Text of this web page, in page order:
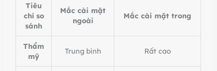
Tiêu
chí so
sánh
Mắc cài mặt
ngoài
Mắc cài mặt trong
Thẩm
mỹ
Trung bình Rất cao